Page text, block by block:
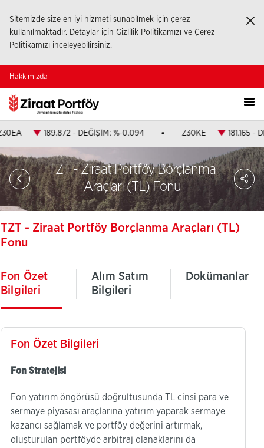
Sitemizde size en iyi hizmeti sunabilmek için çerez
kullanılmaktadır. Detaylar için Gizlilik Politikamızı ve Çerez
Politikamızı inceleyebilirsiniz.
Hakkımızda
189.872 - DEĞİŞİM: %-0.094 Z30KE 181.165 -
TZT - Ziraat Portföy Borçlanma
Araçları (TL) Fonu
TZT - Ziraat Portföy Borçlanma Araçları (TL)
Fonu
Fon Özet
Bilgileri
Alım Satım
Bilgileri
Dokümanlar
Fon Özet Bilgileri
Fon Stratejisi
Fon yatırım öngörüsü doğrultusunda TL cinsi para ve
sermaye piyasası araçlarına yatırım yaparak sermaye
kazancı sağlamak ve portföy değerini artırmak,
oluşturulan portföyde arbitraj olanaklarını da